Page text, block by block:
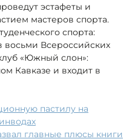
эстафеты и
мастеров спорта.
спорта:
восьми Всероссийских
«Южный слон»:
Кавказе и входит в
пастилу на
главные плюсы книги